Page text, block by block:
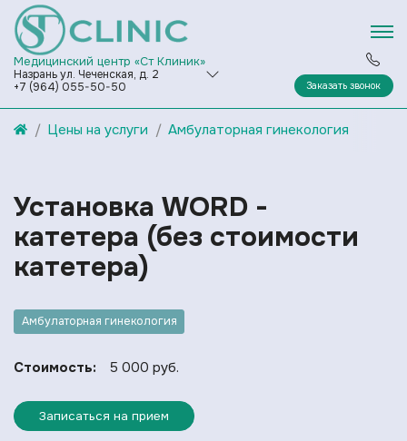
Медицинский центр «Ст Клиник»
Назрань ул. Чеченская, д. 2
+7 (964) 055-50-50
Заказать звонок
Цены на услуги Амбулаторная гинекология
Установка WORD -
катетера (без стоимости
катетера)
Амбулаторная гинекология
Стоимость: 5 000 руб.
Записаться на прием